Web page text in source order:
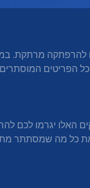
להרפתקה
הפריטים
יגרמו לכם
את כל מה שמסתתר